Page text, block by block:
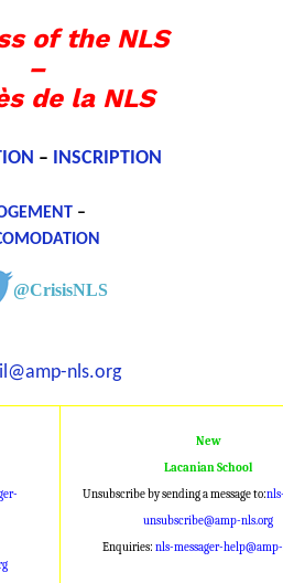
of the NLS
–
de la NLS
– INSCRIPTION
–
@CrisisNLS
nls.org
New
Lacanian School
Unsubscribe by sending a message to:
unsubscribe@amp-nls.org
Enquiries: nls-messager-